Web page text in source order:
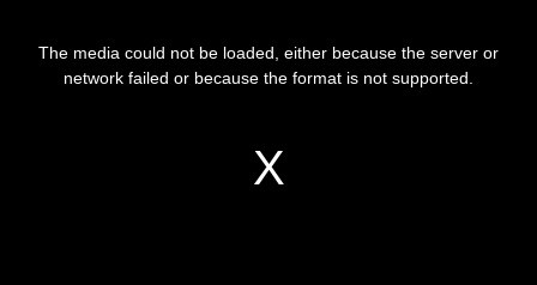
The media could not be loaded, either because the server or
network failed or because the format is not supported.